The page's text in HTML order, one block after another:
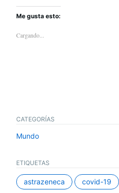
Me gusta esto:
Cargando...
CATEGORÍAS
Mundo
ETIQUETAS
astrazeneca covid-19